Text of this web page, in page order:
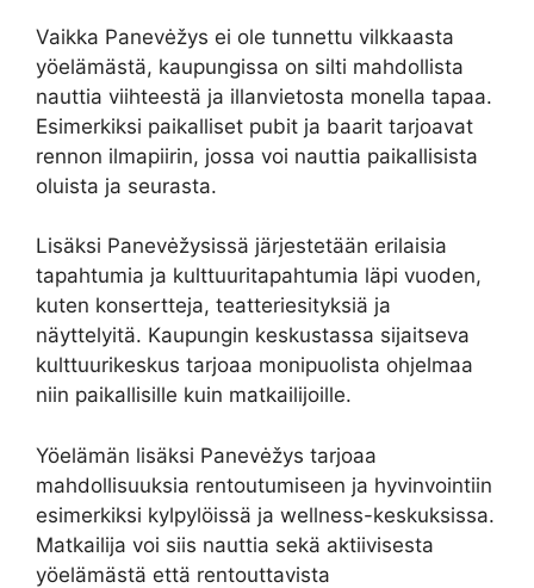
Vaikka Panevėžys ei ole tunnettu vilkkaasta
yöelämästä, kaupungissa on silti mahdollista
nauttia viihteestä ja illanvietosta monella tapaa.
Esimerkiksi paikalliset pubit ja baarit tarjoavat
rennon ilmapiirin, jossa voi nauttia paikallisista
oluista ja seurasta.
Lisäksi Panevėžysissä järjestetään erilaisia
tapahtumia ja kulttuuritapahtumia läpi vuoden,
kuten konsertteja, teatteriesityksiä ja
näyttelyitä. Kaupungin keskustassa sijaitseva
kulttuurikeskus tarjoaa monipuolista ohjelmaa
niin paikallisille kuin matkailijoille.
Yöelämän lisäksi Panevėžys tarjoaa
mahdollisuuksia rentoutumiseen ja hyvinvointiin
esimerkiksi kylpylöissä ja wellness-keskuksissa.
Matkailija voi siis nauttia sekä aktiivisesta
yöelämästä että rentouttavista